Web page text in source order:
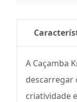
A Caçamba
descarregar
criatividade